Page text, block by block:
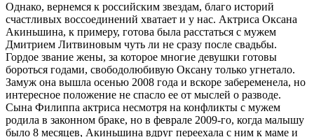
Однако, вернемся к российским звездам, благо историй
счастливых воссоединений хватает и у нас. Актриса Оксана
Акиньшина, к примеру, готова была расстаться с мужем
Дмитрием Литвиновым чуть ли не сразу после свадьбы.
Гордое звание жены, за которое многие девушки готовы
бороться годами, свободолюбивую Оксану только угнетало.
Замуж она вышла осенью 2008 года и вскоре забеременела, но
интересное положение не спасло ее от мыслей о разводе.
Сына Филиппа актриса несмотря на конфликты с мужем
родила в законном браке, но в феврале 2009-го, когда малышу
было 8 месяцев, Акиньшина вдруг переехала с ним к маме и